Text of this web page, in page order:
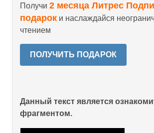
Получи 2 месяца Литрес
подарок и наслаждайся
чтением
ПОЛУЧИТЬ ПОДАРОК
Данный текст является
фрагментом.